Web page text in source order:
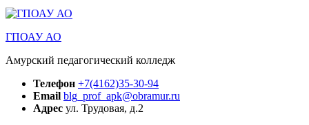
ГПОАУ АО
Амурский педагогический колледж
Телефон +7(4162)35-30-94
Email blg_prof_apk@obramur.ru
Адрес ул. Трудовая, д.2